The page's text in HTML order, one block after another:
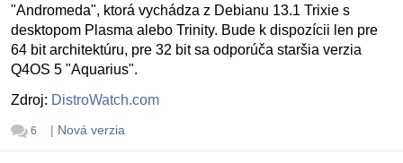
"Andromeda", ktorá vychádza z Debianu 13.1 Trixie s
desktopom Plasma alebo Trinity. Bude k dispozícii len pre
64 bit architektúru, pre 32 bit sa odporúča staršia verzia
Q4OS 5 "Aquarius".
Zdroj: DistroWatch.com
6 | Nová verzia